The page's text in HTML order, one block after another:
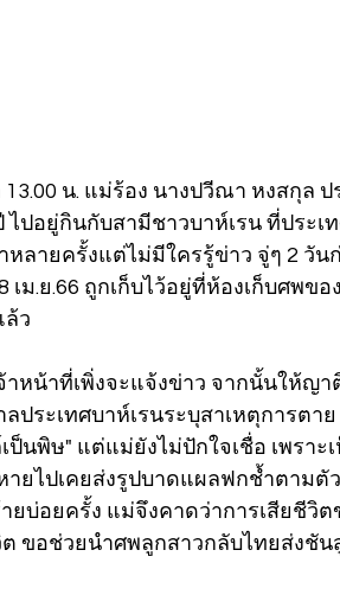
13.00 น. แม่ร้อง นางปวีณา หงสกุ
ไปอยู่กินกับสามีชาวบาห์เรน ที่ประ
ลายครั้งแต่ไม่มีใครรู้ข่าว จู่ๆ 2 วั
เม.ย.66 ถูกเก็บไว้อยู่ที่ห้องเก็บศพข
ล้ว
าหน้าที่เพิ่งจะแจ้งข่าว จากนั้นให้ญ
ประเทศบาห์เรนระบุสาเหตุการตา
ป็นพิษ" แต่แม่ยังไม่ปักใจเชื่อ เพรา
ยไปเคยส่งรูปบาดแผลฟกช้ำตาม
ยบ่อยครั้ง แม่จึงคาดว่าการเสียชีวิ
ขอช่วยนำศพลูกสาวกลับไทยส่งชัน